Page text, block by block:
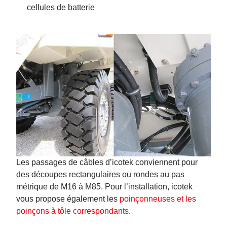
cellules de batterie
Les passages de câbles d’icotek conviennent pour
des découpes rectangulaires ou rondes au pas
métrique de M16 à M85. Pour l’installation, icotek
vous propose également les poinçonneuses et les
poinçons à tôle correspondants.